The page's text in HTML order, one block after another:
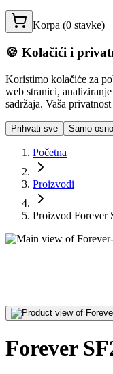
Korpa (0 stavke)
🍪 Kolačići i
Koristimo kolačiće za
web stranici,
sadržaja. Vaša
Prihvati sve Samo
Početna
Proizvodi
Proizvod Forever
Forever